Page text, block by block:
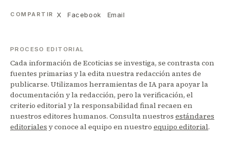
COMPARTIR X Facebook Email
PROCESO EDITORIAL
Cada información de Ecoticias se investiga, se contrasta con
fuentes primarias y la edita nuestra redacción antes de
publicarse. Utilizamos herramientas de IA para apoyar la
documentación y la redacción, pero la verificación, el
criterio editorial y la responsabilidad final recaen en
nuestros editores humanos. Consulta nuestros estándares
editoriales y conoce al equipo en nuestro equipo editorial.